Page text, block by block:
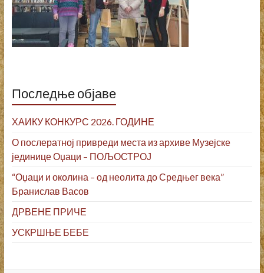
Последње објаве
ХАИКУ КОНКУРС 2026. ГОДИНЕ
О послератној привреди места из архиве Музејске
јединице Оџаци – ПОЉОСТРОЈ
“Оџаци и околина – од неолита до Средњег века”
Бранислав Васов
ДРВЕНЕ ПРИЧЕ
УСКРШЊЕ БЕБЕ